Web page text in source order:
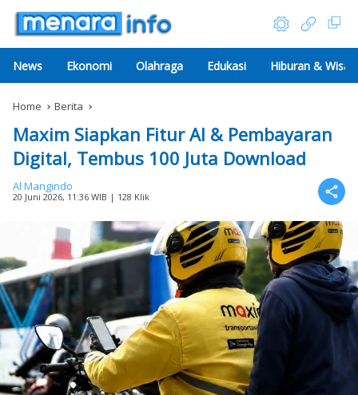
News Ekonomi Olahraga Edukasi Hiburan &
Home Berita
Maxim Siapkan Fitur AI & Pembayaran
Digital, Tembus 100 Juta Download
Al Mangindo
20 Juni 2026, 11:36 WIB | 128 Klik